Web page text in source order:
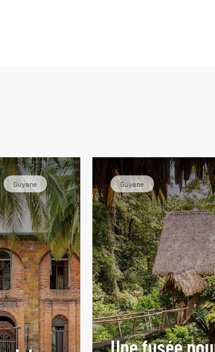
Guyane Guyane
Une fusée